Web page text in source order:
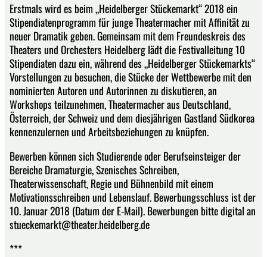
Erstmals wird es beim „Heidelberger Stückemarkt“ 2018 ein
Stipendiatenprogramm für junge Theatermacher mit Affinität zu
neuer Dramatik geben. Gemeinsam mit dem Freundeskreis des
Theaters und Orchesters Heidelberg lädt die Festivalleitung 10
Stipendiaten dazu ein, während des „Heidelberger Stückemarkts“
Vorstellungen zu besuchen, die Stücke der Wettbewerbe mit den
nominierten Autoren und Autorinnen zu diskutieren, an
Workshops teilzunehmen, Theatermacher aus Deutschland,
Österreich, der Schweiz und dem diesjährigen Gastland Südkorea
kennenzulernen und Arbeitsbeziehungen zu knüpfen.
Bewerben können sich Studierende oder Berufseinsteiger der
Bereiche Dramaturgie, Szenisches Schreiben,
Theaterwissenschaft, Regie und Bühnenbild mit einem
Motivationsschreiben und Lebenslauf. Bewerbungsschluss ist der
10. Januar 2018 (Datum der E-Mail). Bewerbungen bitte digital an
stueckemarkt@theater.heidelberg.de
***